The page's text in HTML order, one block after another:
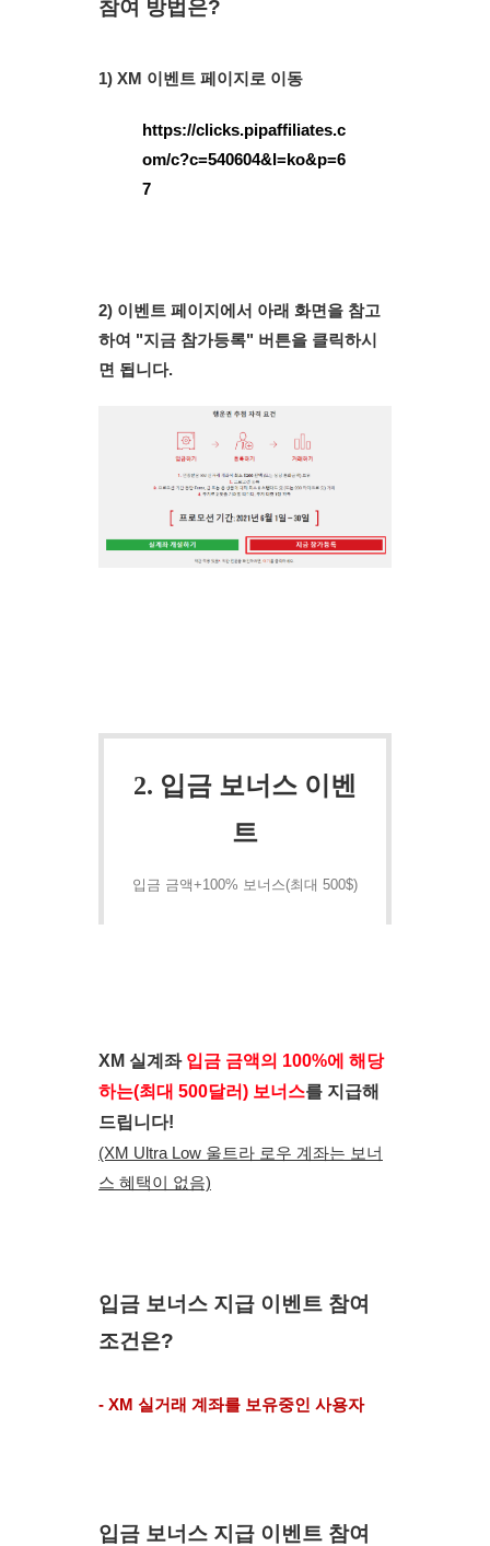
참여 방법은?
1) XM 이벤트 페이지로 이동
https://clicks.pipaffiliates.c
om/c?c=540604&l=ko&p=6
7
2) 이벤트 페이지에서 아래 화면을 참고
하여 "지금 참가등록" 버튼을 클릭하시
면 됩니다.
2. 입금 보너스 이벤
트
입금 금액+100% 보너스(최대 500$)
XM 실계좌 입금 금액의 100%에 해당
하는(최대 500달러) 보너스를 지급해
드립니다!
(XM Ultra Low 울트라 로우 계좌는 보너
스 혜택이 없음)
입금 보너스 지급 이벤트 참여
조건은?
- XM 실거래 계좌를 보유중인 사용자
입금 보너스 지급 이벤트 참여